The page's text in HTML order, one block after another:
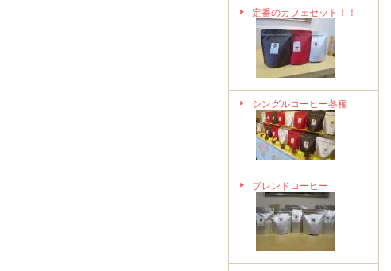
定番のカフェセット！！
シングルコーヒー各種
ブレンドコーヒー